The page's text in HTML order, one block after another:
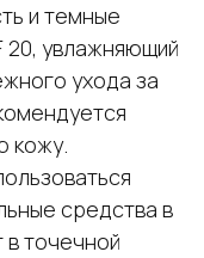
и темные
20, увлажняющий
ухода за
кожу.
средства в
точечной